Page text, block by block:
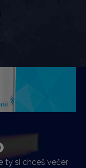
ty si chceš večer